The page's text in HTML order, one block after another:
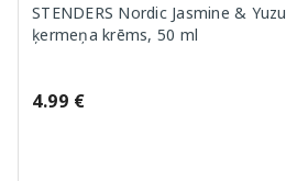
STENDERS Nordic Jasmine & Yuzu
ķermeņa krēms, 50 ml
4.99 €